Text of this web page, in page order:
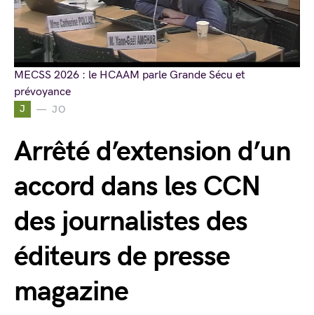
J JO
Arrêté d’extension d’un
accord dans les CCN
des journalistes des
éditeurs de presse
magazine
MECSS 2026 : le HCAAM parle Grande Sécu et
prévoyance